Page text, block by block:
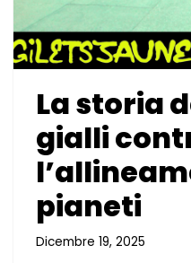
La storia
gialli
pianeti
Dicembre 19, 2025